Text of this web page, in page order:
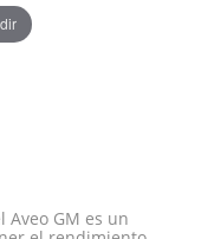
Aveo GM es un